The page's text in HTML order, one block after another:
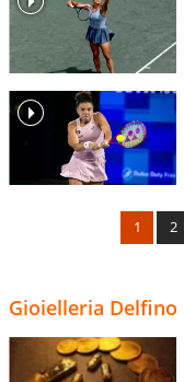
1 2
Gioielleria Delfino